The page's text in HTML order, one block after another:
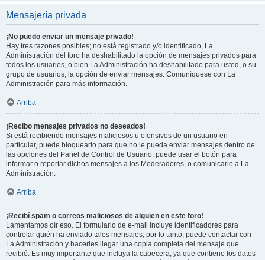
Mensajería privada
¡No puedo enviar un mensaje privado!
Hay tres razones posibles; no está registrado y/o identificado, La
Administración del foro ha deshabilitado la opción de mensajes privados para
todos los usuarios, o bien La Administración ha deshabilitado para usted, o su
grupo de usuarios, la opción de enviar mensajes. Comuníquese con La
Administración para más información.
Arriba
¡Recibo mensajes privados no deseados!
Si está recibiendo mensajes maliciosos u ofensivos de un usuario en
particular, puede bloquearlo para que no le pueda enviar mensajes dentro de
las opciones del Panel de Control de Usuario, puede usar el botón para
informar o reportar dichos mensajes a los Moderadores, o comunicarlo a La
Administración.
Arriba
¡Recibí spam o correos maliciosos de alguien en este foro!
Lamentamos oír eso. El formulario de e-mail incluye identificadores para
controlar quién ha enviado tales mensajes, por lo tanto, puede contactar con
La Administración y hacerles llegar una copia completa del mensaje que
recibió. Es muy importante que incluya la cabecera, ya que contiene los datos